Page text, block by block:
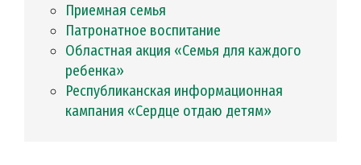
Приемная семья
Патронатное воспитание
Областная акция «Семья для каждого
ребенка»
Республиканская информационная
кампания «Сердце отдаю детям»